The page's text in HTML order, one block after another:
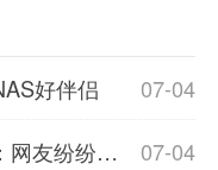
07-04
好伴侣
07-04
纷表示理解